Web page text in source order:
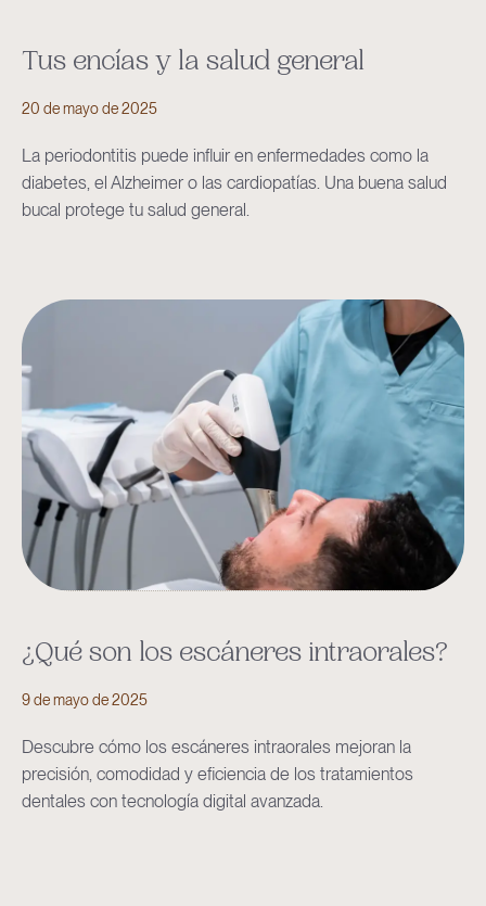
Tus encías y la salud general
20 de mayo de 2025
La periodontitis puede influir en enfermedades como la
diabetes, el Alzheimer o las cardiopatías. Una buena salud
bucal protege tu salud general.
¿Qué son los escáneres intraorales?
9 de mayo de 2025
Descubre cómo los escáneres intraorales mejoran la
precisión, comodidad y eficiencia de los tratamientos
dentales con tecnología digital avanzada.